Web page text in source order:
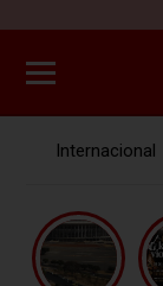
Internacional